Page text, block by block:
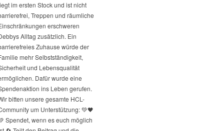
im ersten Stock und ist nicht
Treppen und räumliche
erschweren
Alltag zusätzlich. Ein
Zuhause würde der
mehr Selbstständigkeit,
und Lebensqualität
Dafür wurde eine
ins Leben gerufen.
bitten unsere gesamte HCL-
um Unterstützung: 💚🖤
Spendet, wenn es euch möglich